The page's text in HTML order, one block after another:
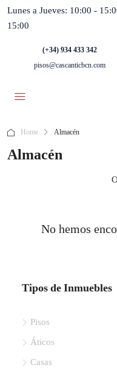
Lunes a Jueves: 10:00 -
15:00
(+34) 934 433 342
pisos@cascanticbcn.com
Home Almacén
Almacén
No hemos
Tipos de Inmuebles
Pisos
Áticos
Casas